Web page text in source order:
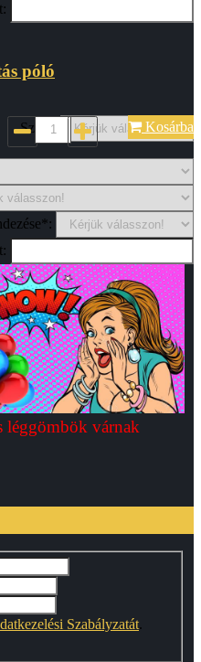
póló
Szin*:
Kosárba
léggömbök várnak
Szabályzatát.